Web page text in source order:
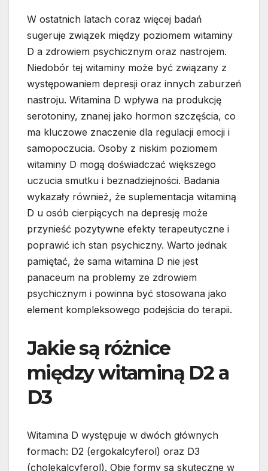
W ostatnich latach coraz więcej badań
sugeruje związek między poziomem witaminy
D a zdrowiem psychicznym oraz nastrojem.
Niedobór tej witaminy może być związany z
występowaniem depresji oraz innych zaburzeń
nastroju. Witamina D wpływa na produkcję
serotoniny, znanej jako hormon szczęścia, co
ma kluczowe znaczenie dla regulacji emocji i
samopoczucia. Osoby z niskim poziomem
witaminy D mogą doświadczać większego
uczucia smutku i beznadziejności. Badania
wykazały również, że suplementacja witaminą
D u osób cierpiących na depresję może
przynieść pozytywne efekty terapeutyczne i
poprawić ich stan psychiczny. Warto jednak
pamiętać, że sama witamina D nie jest
panaceum na problemy ze zdrowiem
psychicznym i powinna być stosowana jako
element kompleksowego podejścia do terapii.
Jakie są różnice
między witaminą D2 a
D3
Witamina D występuje w dwóch głównych
formach: D2 (ergokalcyferol) oraz D3
(cholekalcyferol). Obie formy są skuteczne w